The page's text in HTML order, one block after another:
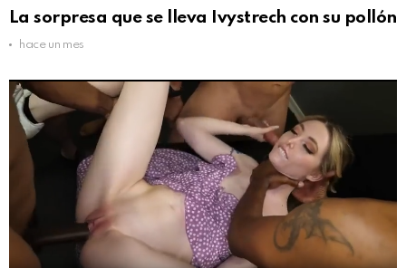
La sorpresa que se lleva Ivystrech con su pollón
hace un mes